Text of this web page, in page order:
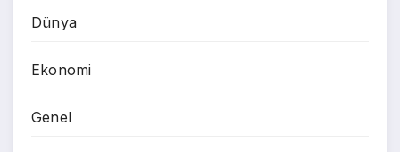
Dünya
Ekonomi
Genel